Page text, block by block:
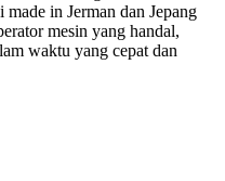
in Jerman dan Jepang
mesin yang handal,
waktu yang cepat dan